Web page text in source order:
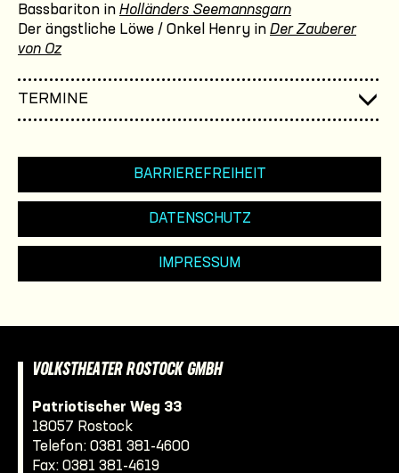
Bassbariton in Holländers Seemannsgarn
Der ängstliche Löwe / Onkel Henry in Der Zauberer
von Oz
TERMINE
BARRIEREFREIHEIT
DATENSCHUTZ
IMPRESSUM
VOLKSTHEATER ROSTOCK GMBH
Patriotischer Weg 33
18057 Rostock
Telefon: 0381 381-4600
Fax: 0381 381-4619